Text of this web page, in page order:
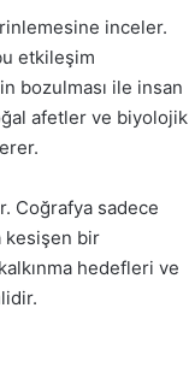
inceler.
etkileşim
bozulması ile insan
afetler ve biyolojik
Coğrafya sadece
kesişen bir
hedefleri ve